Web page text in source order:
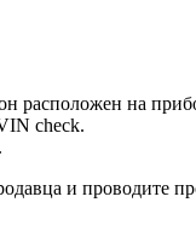
расположен на
check.
и проводите